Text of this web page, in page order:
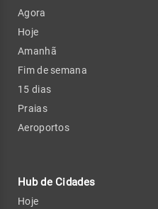
Agora
Hoje
Amanhã
Fim de semana
15 dias
Praias
Aeroportos
Hub de Cidades
Hoje